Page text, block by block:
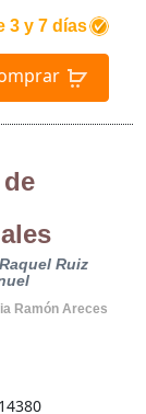
3 y 7 días
Ruiz
Ramón Areces